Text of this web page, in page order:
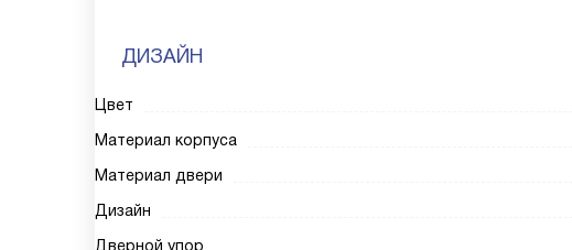
ДИЗАЙН
Цвет
Материал корпуса
Материал двери
Дизайн
Дверной упор